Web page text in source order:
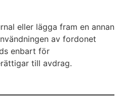
eller lägga fram en annan
av fordonet
enbart för
till avdrag.